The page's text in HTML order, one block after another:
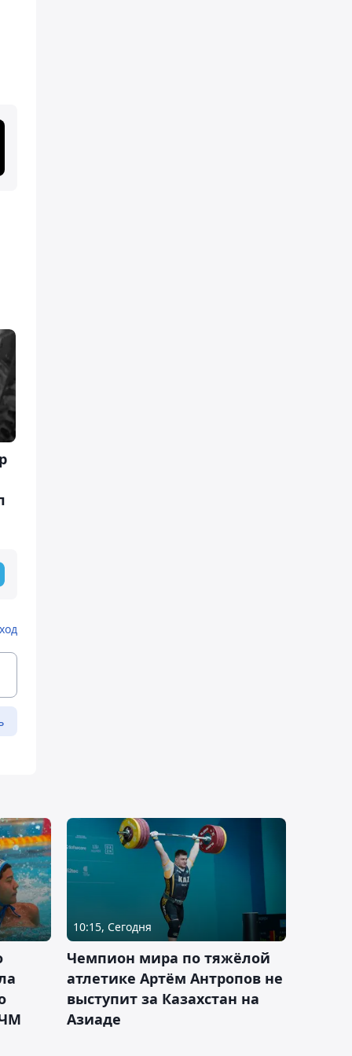
10:15, Сегодня
Чемпион мира по тяжёлой
атлетике Артём Антропов не
выступит за Казахстан на
Азиаде